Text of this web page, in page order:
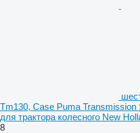
Tm130, Case Puma Transmission
для трактора колесного New
8